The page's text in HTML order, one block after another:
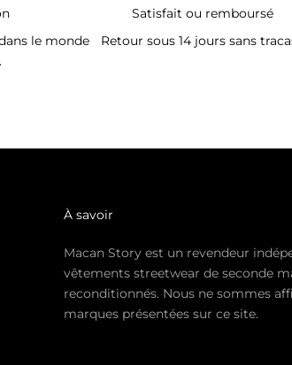
le monde
Satisfait ou remboursé
Retour sous 14 jours sans
À savoir
Macan Story est un revendeur
vêtements streetwear de seconde
reconditionnés. Nous ne sommes
marques présentées sur ce site.